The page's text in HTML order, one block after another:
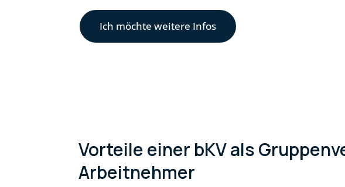
Ich möchte weitere Infos
Vorteile einer bKV als
Arbeitnehmer